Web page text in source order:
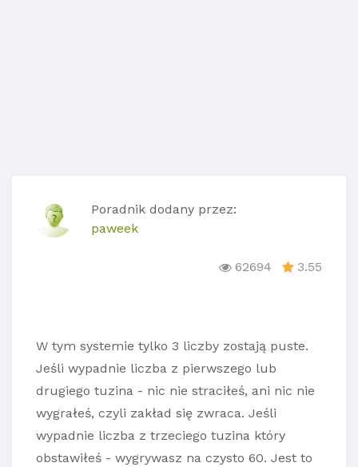
Poradnik dodany przez:
paweek
62694 3.55
W tym systemie tylko 3 liczby zostają puste.
Jeśli wypadnie liczba z pierwszego lub
drugiego tuzina - nic nie straciłeś, ani nic nie
wygrałeś, czyli zakład się zwraca. Jeśli
wypadnie liczba z trzeciego tuzina który
obstawiłeś - wygrywasz na czysto 60. Jest to